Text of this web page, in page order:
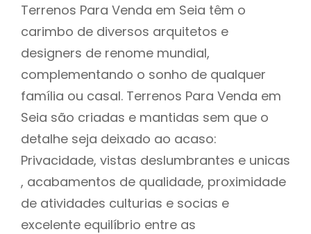
Terrenos Para Venda em Seia têm o
carimbo de diversos arquitetos e
designers de renome mundial,
complementando o sonho de qualquer
família ou casal. Terrenos Para Venda em
Seia são criadas e mantidas sem que o
detalhe seja deixado ao acaso:
Privacidade, vistas deslumbrantes e unicas
, acabamentos de qualidade, proximidade
de atividades culturias e socias e
excelente equilíbrio entre as